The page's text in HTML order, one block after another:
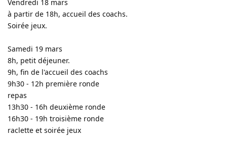
Vendredi 18 mars
à partir de 18h, accueil des coachs.
Soirée jeux.
Samedi 19 mars
8h, petit déjeuner.
9h, fin de l'accueil des coachs
9h30 - 12h première ronde
repas
13h30 - 16h deuxième ronde
16h30 - 19h troisième ronde
raclette et soirée jeux